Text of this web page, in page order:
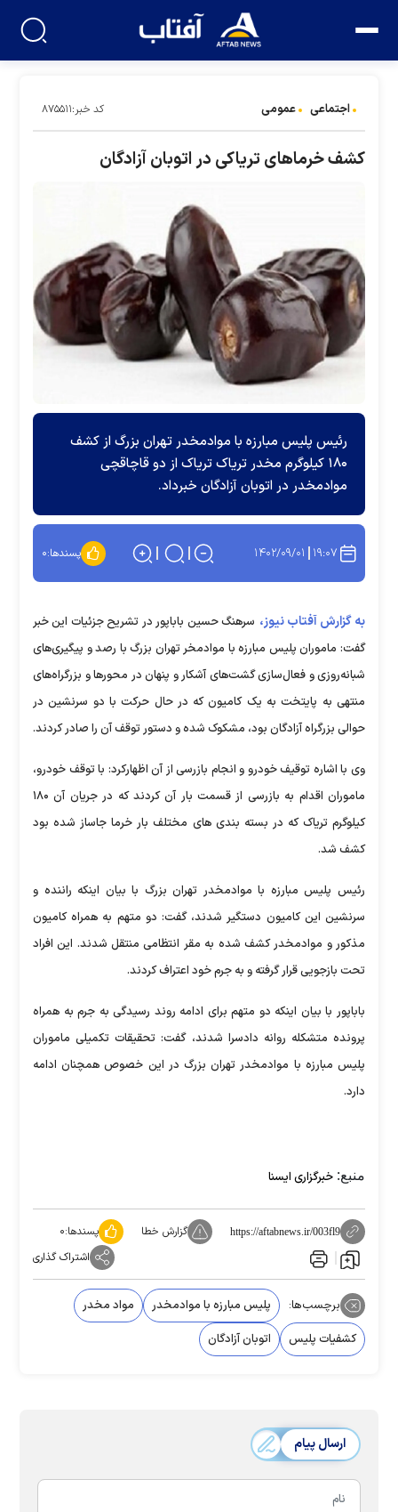
اجتماعی عمومی کد خبر:۸۷۵۵۱۱
کشف خرماهای تریاکی در اتوبان آزادگان
رئیس پلیس مبارزه با موادمخدر تهران بزرگ از کشف
۱۸۰ کیلوگرم مخدر تریاک تریاک از دو قاچاقچی
موادمخدر در اتوبان آزادگان خبرداد.
۱۹:۰۷ ۱۴۰۲/۰۹/۰۱ پسندها:۰
به گزارش آفتاب نیوز، سرهنگ حسین باباپور در تشریح جزئیات این خبر
گفت:‌ ماموران پلیس مبارزه با موادمخر تهران بزرگ با رصد و پیگیری‌های
شبانه‌روزی و فعال‌سازی گشت‌های آشکار و پنهان در محورها و بزرگراه‌های
منتهی به پایتخت به یک کامیون که در حال حرکت با دو سرنشین در
حوالی بزرگراه آزادگان بود، مشکوک شده و دستور توقف آن را صادر کردند.
وی با اشاره توقیف خودرو و انجام بازرسی از آن اظهارکرد:‌ با توقف خودرو،
ماموران اقدام به بازرسی از قسمت بار آن کردند که در جریان آن ۱۸۰
کیلوگرم تریاک که در بسته بندی های مختلف بار خرما جاساز شده بود
کشف شد.
رئیس پلیس مبارزه با موادمخدر تهران بزرگ با بیان اینکه راننده و
سرنشین این کامیون دستگیر شدند، گفت: دو متهم به همراه کامیون
مذکور و موادمخدر کشف شده به مقر انتظامی منتقل شدند. این افراد
تحت بازجویی قرار گرفته و به جرم خود اعتراف کردند.
باباپور با بیان اینکه دو متهم برای ادامه روند رسیدگی به جرم به همراه
پرونده متشکله روانه دادسرا شدند، گفت: تحقیقات تکمیلی ماموران
پلیس مبارزه با موادمخدر تهران بزرگ در این خصوص همچنان ادامه
دارد.
منبع: خبرگزاری ایسنا
https://aftabnews.ir/003fl9 گزارش خطا پسندها:۰
اشتراک گذاری
برچسب‌ها: پلیس مبارزه با موادمخدر
مواد مخدر
کشفیات پلیس
اتوبان آزادگان
ارسال پیام